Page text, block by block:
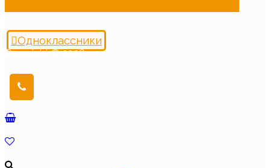
Одноклассники
Copyright © 2026